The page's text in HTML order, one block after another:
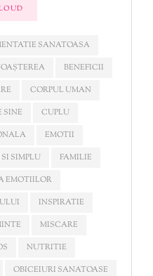
SANATOASA
BENEFICII
CORPUL UMAN
SINE
CUPLU
EMOTII
SIMPLU
FAMILIE
EMOTIILOR
INSPIRATIE
MISCARE
NUTRITIE
OBICEIURI SANATOASE